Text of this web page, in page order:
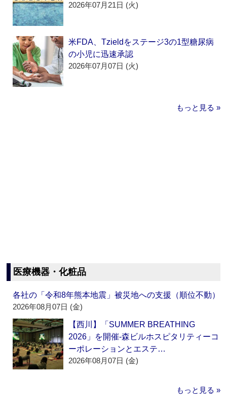
2026年07月21日 (火)
米FDA、Tzieldをステージ3の1型糖尿病
の小児に迅速承認
2026年07月07日 (火)
もっと見る »
医療機器・化粧品
各社の「令和8年熊本地震」被災地への支援（順位不動）
2026年08月07日 (金)
【西川】「SUMMER BREATHING
2026」を開催‐森ビルホスピタリティーコ
ーポレーションとエステ…
2026年08月07日 (金)
もっと見る »